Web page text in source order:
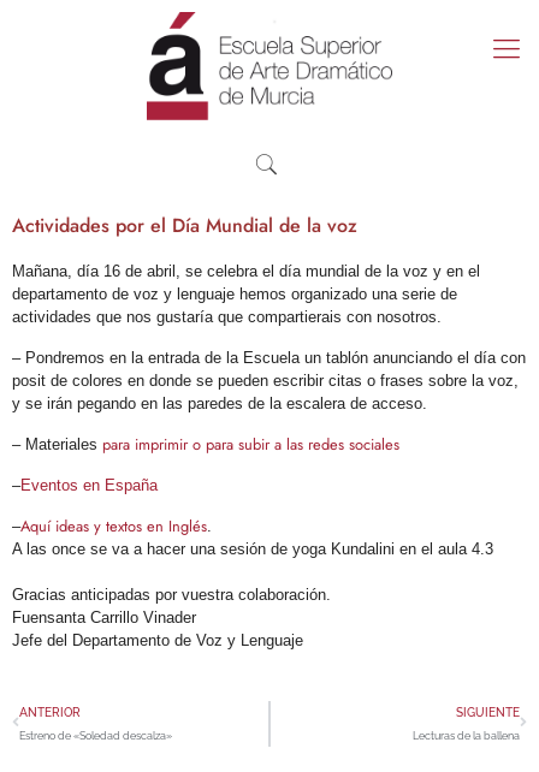
Actividades por el Día Mundial de la voz
Mañana, día 16 de abril, se celebra el día mundial de la voz y en el
departamento de voz y lenguaje hemos organizado una serie de
actividades que nos gustaría que compartierais con nosotros.
– Pondremos en la entrada de la Escuela un tablón anunciando el día con
posit de colores en donde se pueden escribir citas o frases sobre la voz,
y se irán pegando en las paredes de la escalera de acceso.
– Materiales para imprimir o para subir a las redes sociales
–Eventos en España
–Aquí ideas y textos en Inglés.
A las once se va a hacer una sesión de yoga Kundalini en el aula 4.3
Gracias anticipadas por vuestra colaboración.
Fuensanta Carrillo Vinader
Jefe del Departamento de Voz y Lenguaje
ANTERIOR
Estreno de «Soledad descalza»
SIGUIENTE
Lecturas de la ballena